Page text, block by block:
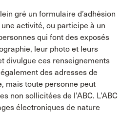
gré un formulaire d’adhésion
activité, ou participe à un
qui font des exposés
leur photo et leurs
divulgue ces renseignements
des adresses de
mais toute personne peut
non sollicitées de l’ABC. L’ABC
électroniques de nature